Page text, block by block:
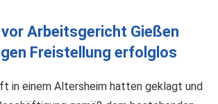
Arbeitsgericht Gießen
Freistellung erfolglos
in einem Altersheim hatten geklagt und